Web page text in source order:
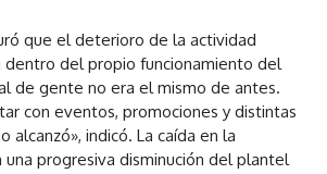
que el deterioro de la actividad
del propio funcionamiento del
de gente no era el mismo de antes.
con eventos, promociones y distintas
alcanzó», indicó. La caída en la
progresiva disminución del plantel